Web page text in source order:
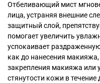
Отбеливающий мист
лица, устраняя внешние
защитный слой,
помогает увеличить
успокаивает
как до нанесения
закрепления макияжа или
стянутости кожи в